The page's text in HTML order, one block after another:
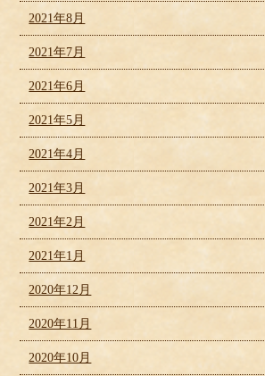
2021年8月
2021年7月
2021年6月
2021年5月
2021年4月
2021年3月
2021年2月
2021年1月
2020年12月
2020年11月
2020年10月